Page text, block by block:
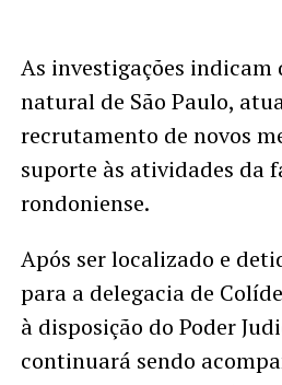
As investigações indicam
natural de São Paulo,
recrutamento de novos
suporte às atividades da
rondoniense.
Após ser localizado e
para a delegacia de
à disposição do Poder
continuará sendo